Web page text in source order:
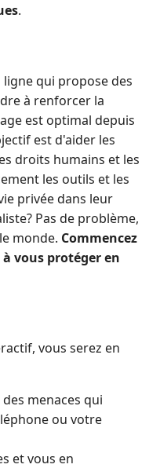
.
qui propose des
à renforcer la
est optimal depuis
est d'aider les
droits humains et les
les outils et les
privée dans leur
Pas de problème,
monde. Commencez
vous protéger en
vous serez en
menaces qui
ou votre
et vous en